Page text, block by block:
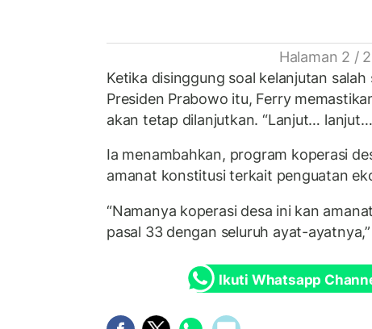
Halaman 2 / 2
Ketika disinggung soal kelanjutan
Presiden Prabowo itu, Ferry
akan tetap dilanjutkan. “Lanjut…
Ia menambahkan, program koperasi
amanat konstitusi terkait penguatan
“Namanya koperasi desa ini kan
pasal 33 dengan seluruh ayat-
Ikuti Whatsapp